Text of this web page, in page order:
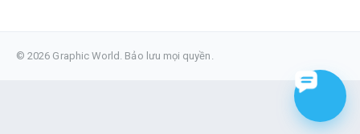
© 2026 Graphic World. Bảo lưu mọi quyền.